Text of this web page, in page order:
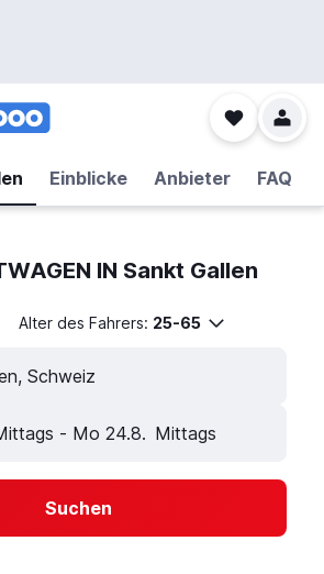
Einblicke Anbieter FAQ
IN Sankt Gallen
Alter des Fahrers: 25-65
Schweiz
- Mo 24.8. Mittags
Suchen